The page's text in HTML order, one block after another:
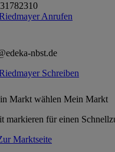
Anrufen
nbst.de
Schreiben
Markt wählen Mein Markt
markieren für einen
Marktseite